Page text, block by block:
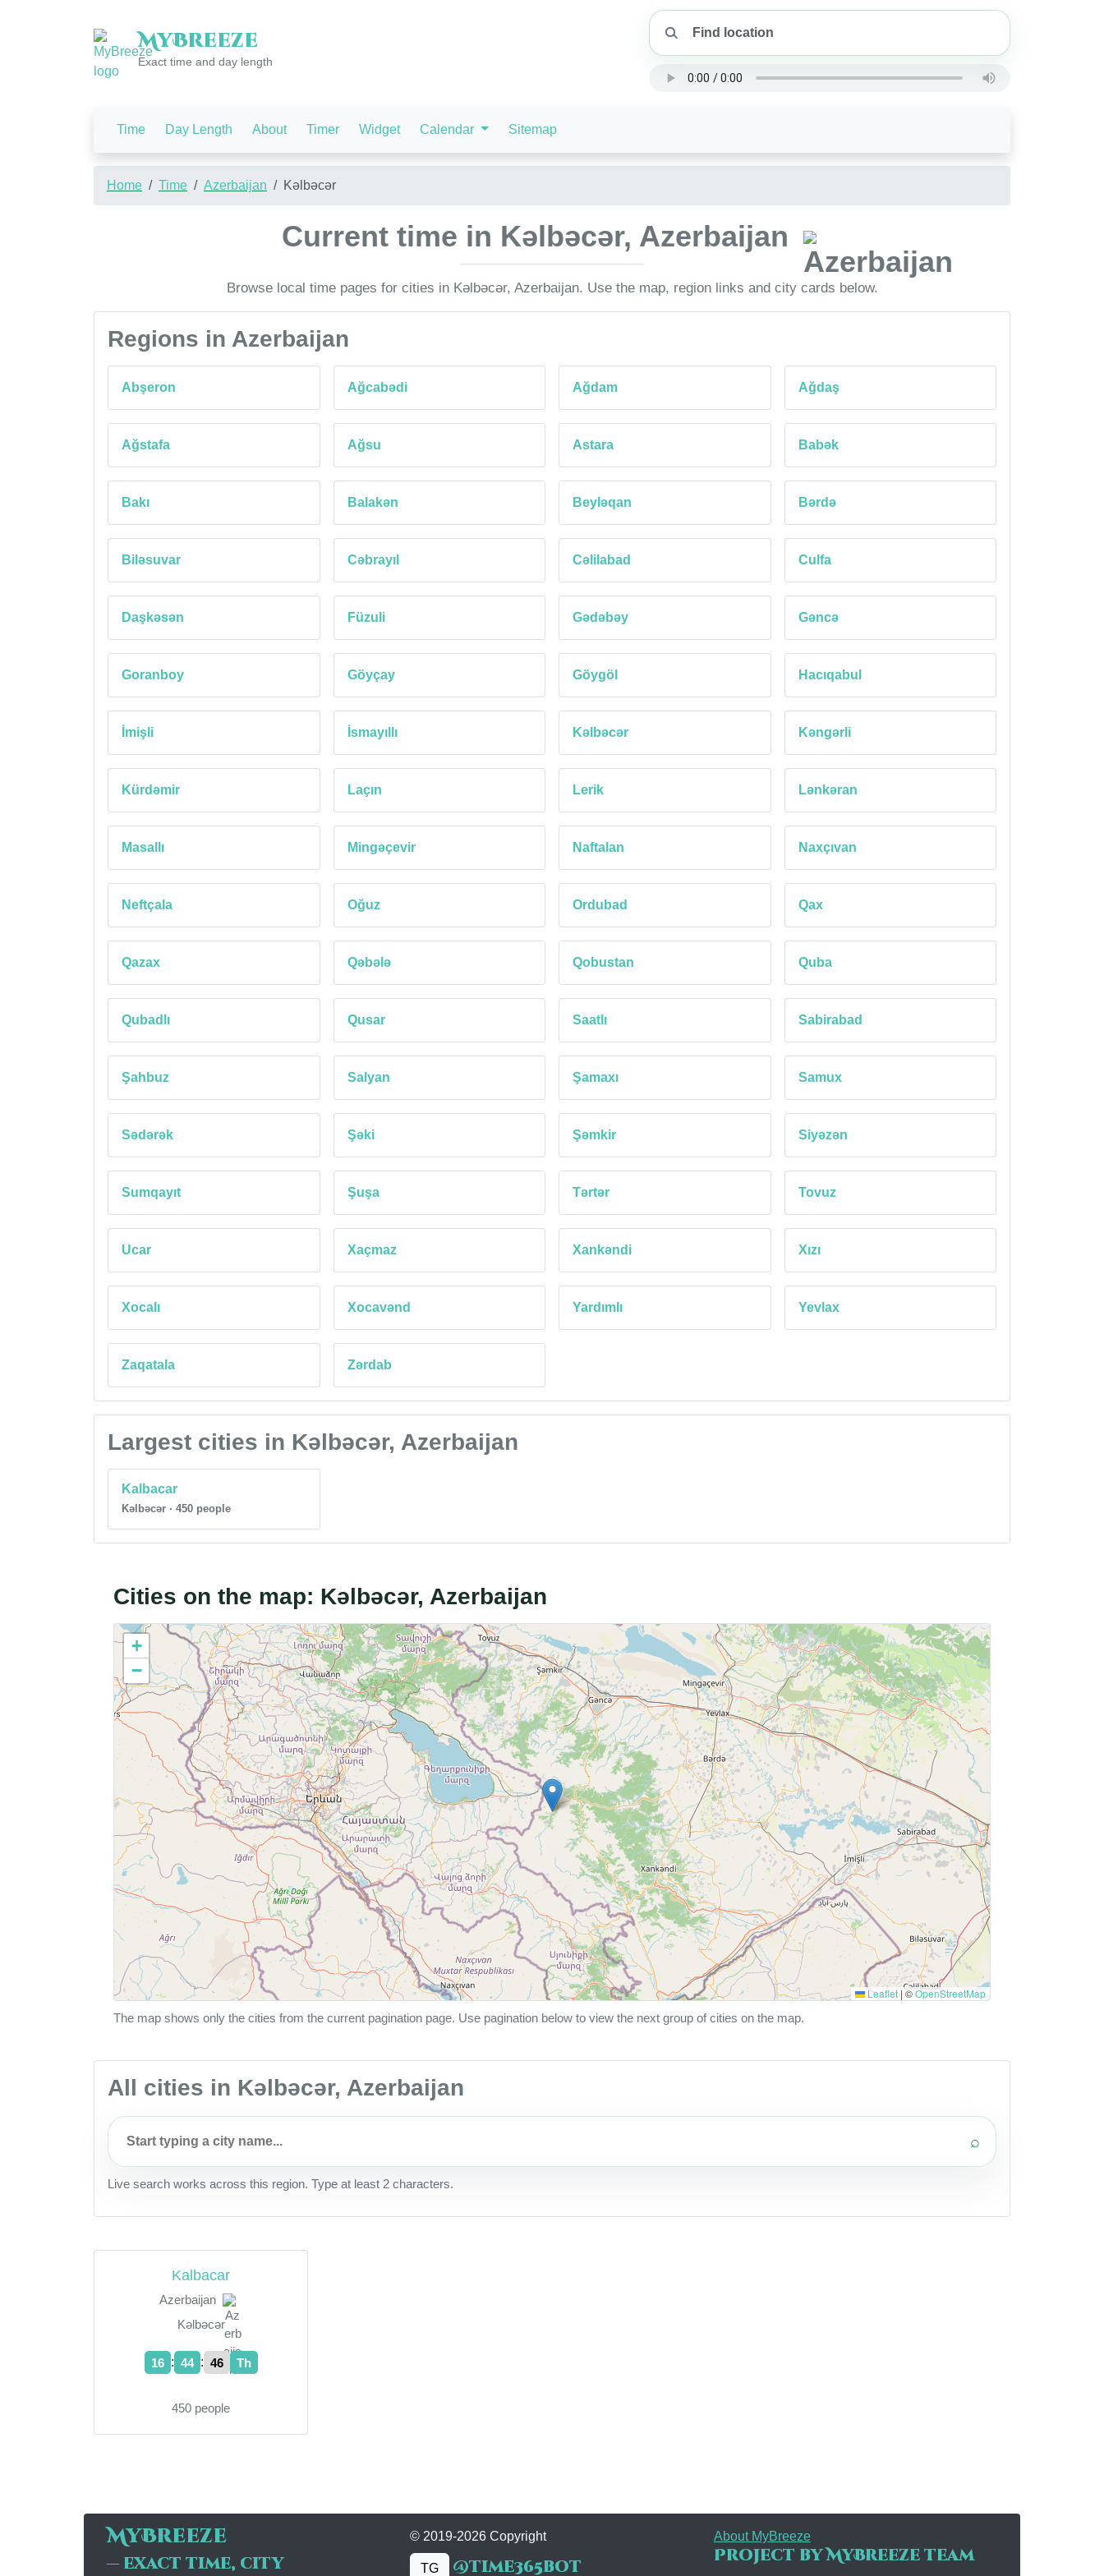
MyBreeze
Exact time and day length
Time Day Length About Timer Widget Calendar Sitemap
Home Time Azerbaijan Kəlbəcər
Current time in Kəlbəcər, Azerbaijan
Browse local time pages for cities in Kəlbəcər, Azerbaijan. Use the map, region links and city cards below.
Regions in Azerbaijan
Abşeron Ağcabədi Ağdam Ağdaş
Ağstafa Ağsu Astara Babək
Bakı Balakən Beyləqan Bərdə
Biləsuvar Cəbrayıl Cəlilabad Culfa
Daşkəsən Füzuli Gədəbəy Gəncə
Goranboy Göyçay Göygöl Hacıqabul
İmişli İsmayıllı Kəlbəcər Kəngərli
Kürdəmir Laçın Lerik Lənkəran
Masallı Mingəçevir Naftalan Naxçıvan
Neftçala Oğuz Ordubad Qax
Qazax Qəbələ Qobustan Quba
Qubadlı Qusar Saatlı Sabirabad
Şahbuz Salyan Şamaxı Samux
Sədərək Şəki Şəmkir Siyəzən
Sumqayıt Şuşa Tərtər Tovuz
Ucar Xaçmaz Xankəndi Xızı
Xocalı Xocavənd Yardımlı Yevlax
Zaqatala Zərdab
Largest cities in Kəlbəcər, Azerbaijan
Kalbacar
Kəlbəcər · 450 people
Cities on the map: Kəlbəcər, Azerbaijan
+
−
Leaflet |©OpenStreetMap
The map shows only the cities from the current pagination page. Use pagination below to view the next group of cities on the map.
All cities in Kəlbəcər, Azerbaijan
⌕
Live search works across this region. Type at least 2 characters.
Kalbacar
Azerbaijan
Kəlbəcər
16 : 44 : 46 Th
450 people
MyBreeze
— exact time, city
© 2019-2026 Copyright
TG @time365bot
About MyBreeze
Project by MyBreeze team